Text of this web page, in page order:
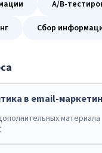
A/B-
Сбор
в email-
материала